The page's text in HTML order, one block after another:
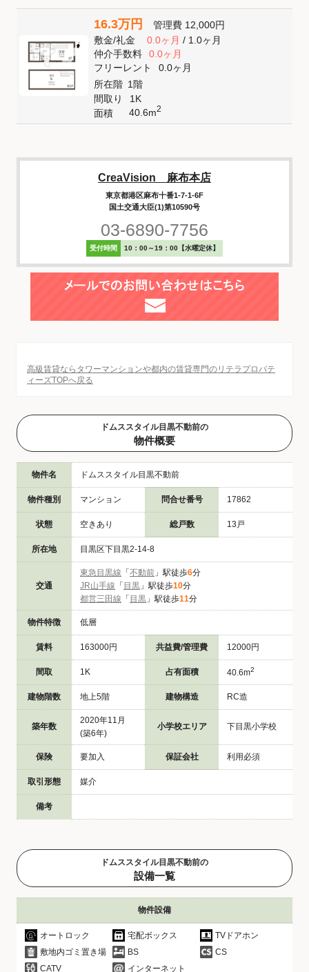
16.3万円 管理費 12,000円
敷金/礼金 0.0ヶ月/ 1.0ヶ月
仲介手数料
0.0ヶ月
フリーレント
0.0ヶ月
所在階 1階
間取り
1K
面積
40.6m2
CreaVision 麻布本店
東京都港区麻布十番1-7-1-6F
国土交通大臣(1)第10590号
03-6890-7756
受付時間 10：00～19：00【水曜定休】
高級賃貸ならタワーマンションや都内の賃貸専門のリテラプロパテ
ィーズTOPへ戻る
ドムススタイル目黒不動前の
物件概要
物件名 ドムススタイル目黒不動前
物件種別 マンション 問合せ番号 17862
状態 空きあり 総戸数 13戸
所在地 目黒区下目黒2-14-8
交通
東急目黒線 「 不動前 」駅徒歩6分
JR山手線 「 目黒 」駅徒歩10分
都営三田線 「 目黒 」駅徒歩11分
物件特徴 低層
賃料 163000円 共益費/管理費 12000円
間取 1K 占有面積 40.6m2
建物階数 地上5階 建物構造 RC造
築年数
2020年11月
(築6年)
小学校エリア 下目黒小学校
保険 要加入 保証会社 利用必須
取引形態 媒介
備考
ドムススタイル目黒不動前の
設備一覧
物件設備
オートロック 宅配ボックス
TVドアホン
敷地内ゴミ置き場
BS
CS
CATV
インターネット